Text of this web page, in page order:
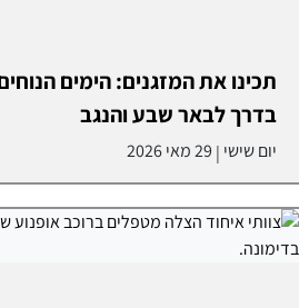
תכינו את המזגנים: הימים
בדרך לבאר שבע והנגב
יום שישי | 29 מאי 2026